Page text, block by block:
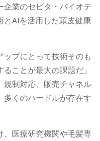
業のセビタ・バイオテ
とAIを活用した頭皮健康
プにとって技術そのも
ことが最大の課題だ」
規制対応、販売チャネル
くのハードルが存在す
医療研究機関や毛髪専